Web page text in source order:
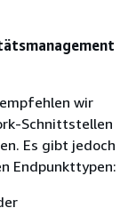
wir
Schnittstellen
Es gibt jedoch
Endpunkttypen: